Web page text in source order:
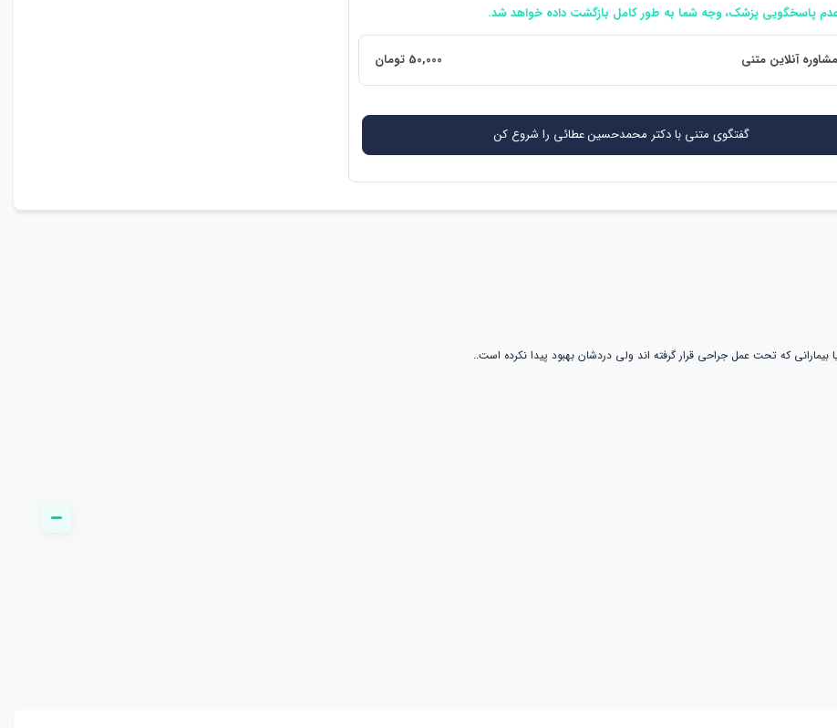
پاسخگویی پزشک، وجه شما به طور کامل بازگشت داده خواهد شد.
آنلاین متنی 50,000 تومان
گفتگوی متنی با دکتر محمدحسین عطائی را شروع کن
بیمارانی که تحت عمل جراحی قرار گرفته اند ولی دردشان بهبود پیدا نکرده است..